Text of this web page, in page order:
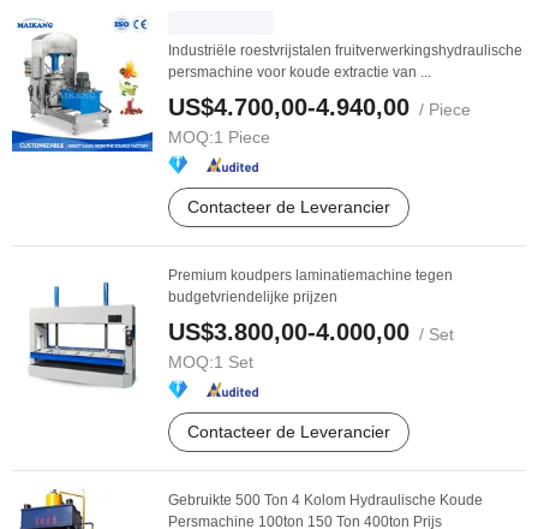
Industriële roestvrijstalen fruitverwerkingshydraulische
persmachine voor koude extractie van ...
US$4.700,00-4.940,00 / Piece
MOQ:1 Piece
Contacteer de Leverancier
Premium koudpers laminatiemachine tegen
budgetvriendelijke prijzen
US$3.800,00-4.000,00 / Set
MOQ:1 Set
Contacteer de Leverancier
Gebruikte 500 Ton 4 Kolom Hydraulische Koude
Persmachine 100ton 150 Ton 400ton Prijs